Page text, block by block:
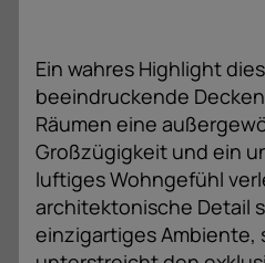
Ein wahres Highlight
beeindruckende
Räumen eine
Großzügigkeit und ein
luftiges Wohngefühl
architektonische Detail
einzigartiges Ambiente,